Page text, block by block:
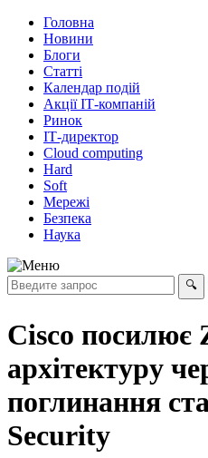
Головна
Новини
Блоги
Статті
Календар подій
Акції ІТ-компаній
Ринок
ІТ-директор
Cloud computing
Hard
Soft
Мережі
Безпека
Наука
Cisco посилює
архітектуру
поглинання
Security